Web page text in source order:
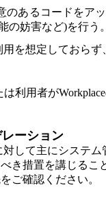
のあるコードをア
の妨害など)を行う。
を想定しておら
利用者が
ーション
対して主にシステ
き措置を講じる
ご確認ください。